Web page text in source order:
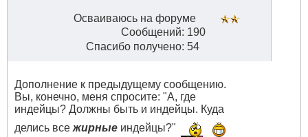
Осваиваюсь на форуме
Сообщений: 190
Спасибо получено: 54
Дополнение к предыдущему сообщению.
Вы, конечно, меня спросите: "А, где
индейцы? Должны быть и индейцы. Куда
делись всежирные индейцы?"